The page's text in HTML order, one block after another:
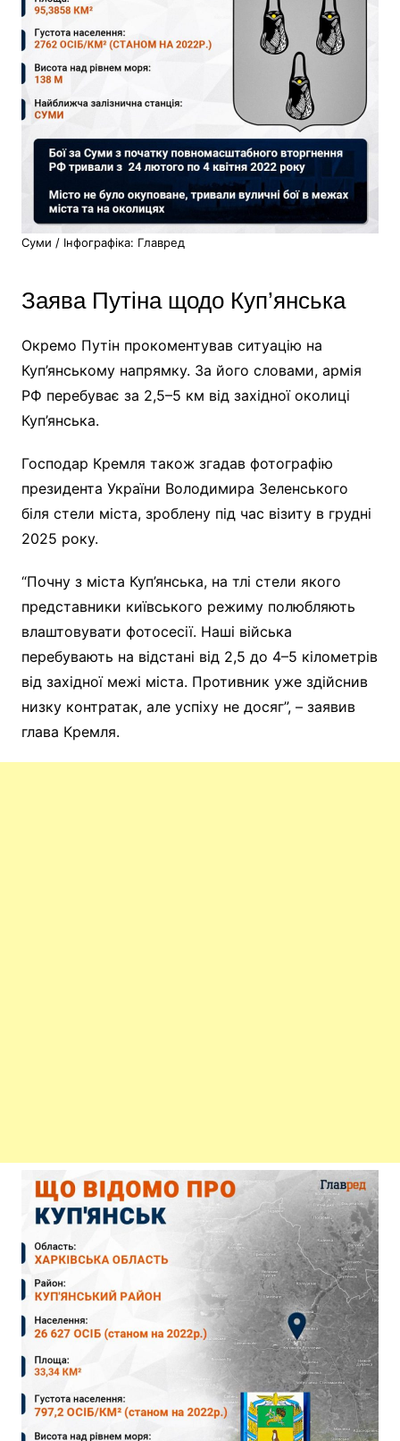
​Суми / Інфографіка: Главред ​
Заява Путіна щодо Куп’янська
Окремо Путін прокоментував ситуацію на
Куп’янському напрямку. За його словами, армія
РФ перебуває за 2,5–5 км від західної околиці
Куп’янська.
Господар Кремля також згадав фотографію
президента України Володимира Зеленського
біля стели міста, зроблену під час візиту в грудні
2025 року.
“Почну з міста Куп’янська, на тлі стели якого
представники київського режиму полюбляють
влаштовувати фотосесії. Наші війська
перебувають на відстані від 2,5 до 4–5 кілометрів
від західної межі міста. Противник уже здійснив
низку контратак, але успіху не досяг”, – заявив
глава Кремля.